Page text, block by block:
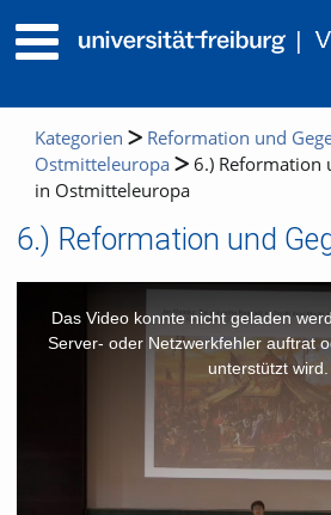
Kategorien
Reformation und
Ostmitteleuropa
6.) Reformation
in Ostmitteleuropa
window.
Das Video konnte nicht geladen
Server- oder Netzwerkfehler auftrat
unterstützt wird.